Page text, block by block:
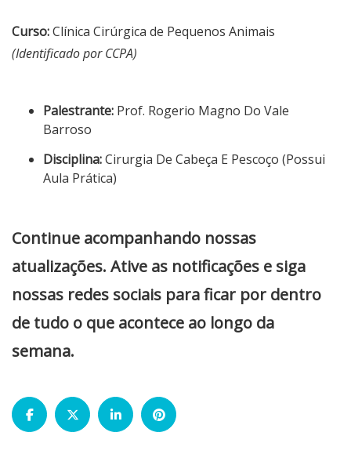
Curso:Clínica Cirúrgica de Pequenos Animais
(Identificado por CCPA)
Palestrante: Prof. Rogerio Magno Do Vale
Barroso
Disciplina:Cirurgia De Cabeça E Pescoço (Possui
Aula Prática)
Continue acompanhando nossas
atualizações. Ative as notificações e siga
nossas redes sociais para ficar por dentro
de tudo o que acontece ao longo da
semana.